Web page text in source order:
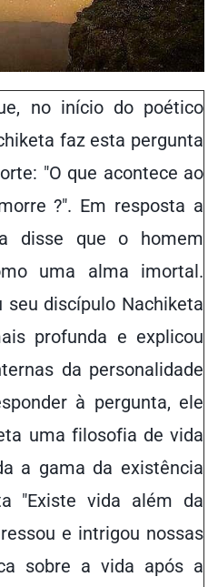
no início do poético
faz esta pergunta
"O que acontece ao
?". Em resposta a
disse que o homem
uma alma imortal.
seu discípulo Nachiketa
profunda e explicou
da personalidade
à pergunta, ele
uma filosofia de vida
a gama da existência
"Existe vida além da
e intrigou nossas
sobre a vida após a